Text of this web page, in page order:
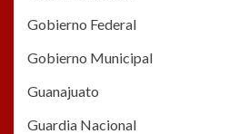
Gobierno Federal
Gobierno Municipal
Guanajuato
Guardia Nacional